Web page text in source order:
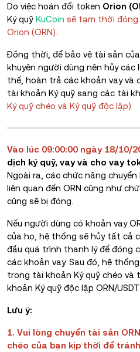
Do việc hoán đổi token Orion
Ký quỹ KuCoin sẽ tạm thời đóng
Orion (ORN).
Đồng thời, để bảo vệ tài sản
khuyên người dùng nên hủy các
thế, hoàn trả các khoản vay và
tài khoản Ký quỹ sang các tài
Ký quỹ chéo và Ký quỹ độc lập)
Vào lúc 09:00:00 ngày 18/10/
dịch ký quỹ, vay và cho vay
Ngoài ra, các chức năng
liên quan đến ORN cũng như
cũng sẽ bị đóng.
Nếu người dùng có khoản vay
của họ, hệ thống sẽ hủy tất cả
đầu quá trình thanh lý để đóng
các khoản vay. Sau đó, hệ
trong tài khoản Ký quỹ chéo
khoản Ký quỹ độc lập ORN/
Lưu ý:
1. Vui lòng chuyển tài sản
chéo của bạn kịp thời để